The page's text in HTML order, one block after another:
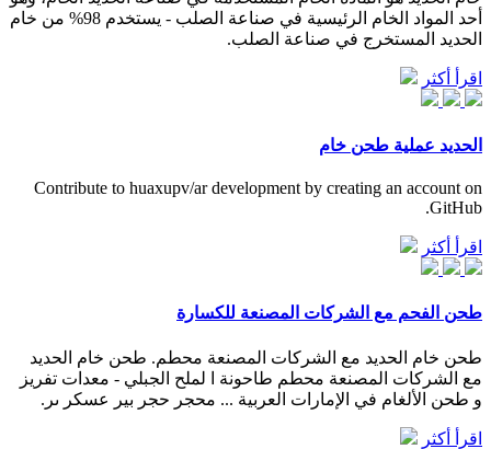
أحد المواد الخام الرئيسية في صناعة الصلب - يستخدم 98% من خام
الحديد المستخرج في صناعة الصلب.
اقرأ أكثر
الحديد عملية طحن خام
Contribute to huaxupv/ar development by creating an account on
GitHub.
اقرأ أكثر
طحن الفحم مع الشركات المصنعة للكسارة
طحن خام الحديد مع الشركات المصنعة محطم. طحن خام الحديد
مع الشركات المصنعة محطم طاحونة ا لملح الجبلي - معدات تفريز
و طحن الألغام في الإمارات العربية ... محجر حجر بير عسكر ىر.
اقرأ أكثر